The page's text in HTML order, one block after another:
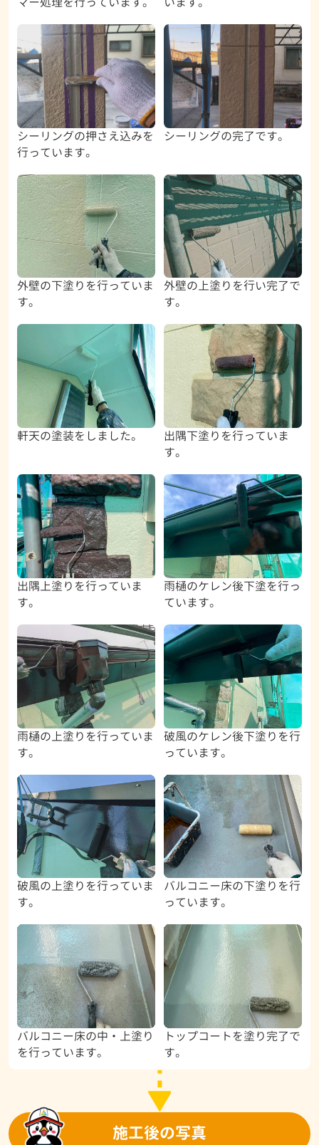
シーリングの押さえ込みを
行っています。
シーリングの完了です。
外壁の下塗りを行っていま
す。
外壁の上塗りを行い完了で
す。
軒天の塗装をしました。
出隅下塗りを行っていま
す。
出隅上塗りを行っていま
す。
雨樋のケレン後下塗を行っ
ています。
雨樋の上塗りを行っていま
す。
破風のケレン後下塗りを行
っています。
破風の上塗りを行っていま
す。
バルコニー床の下塗りを行
っています。
バルコニー床の中・上塗り
を行っています。
トップコートを塗り完了で
す。
施工後の写真